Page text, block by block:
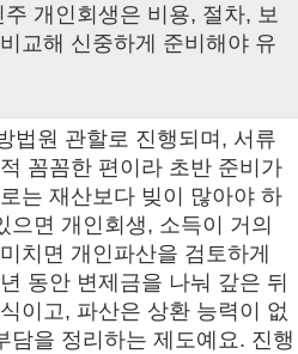
개인회생은 비용, 절차, 보
교해 신중하게 준비해야 유
법원 관할로 진행되며, 서류
꼼꼼한 편이라 초반 준비가
는 재산보다 빚이 많아야 하
으면 개인회생, 소득이 거의
치면 개인파산을 검토하게
동안 변제금을 나눠 갚은 뒤
이고, 파산은 상환 능력이 없
담을 정리하는 제도예요. 진행